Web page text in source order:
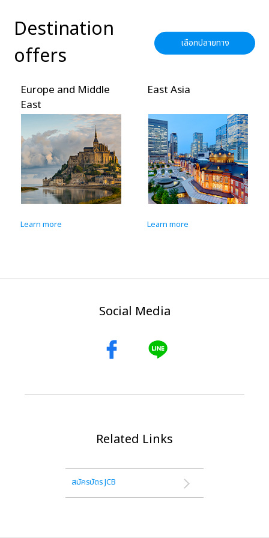
Destination
offers
เลือกปลายทาง
Europe and Middle
East
Learn more
East Asia
Learn more
Social Media
Related Links
สมัครบัตร JCB